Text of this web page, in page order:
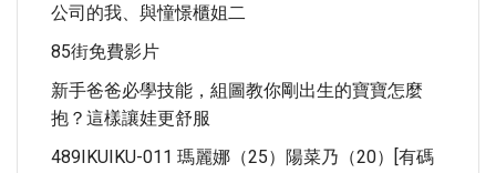
公司的我、與憧憬櫃姐二
85街免費影片
新手爸爸必學技能，組圖教你剛出生的寶寶怎麼
抱？這樣讓娃更舒服
489IKUIKU-011 瑪麗娜（25）陽菜乃（20）[有碼